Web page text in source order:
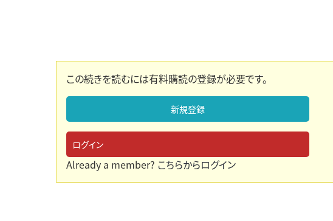
この続きを読むには有料購読の登録が必要です。
新規登録
ログイン
Already a member? こちらからログイン